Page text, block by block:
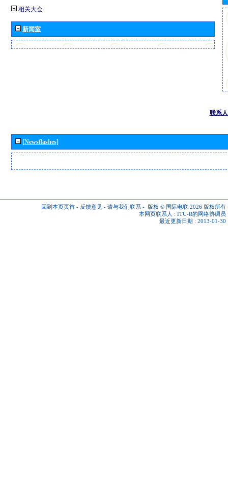
相关大会
新闻室
联系人
[Newsflashes]
回到本页页首 - 反馈意见 - 请与我们联系 - 版权 © 国际电联 2026 版权所有
本网页联系人 : ITU-R的网络协调员
最近更新日期 : 2013-01-30